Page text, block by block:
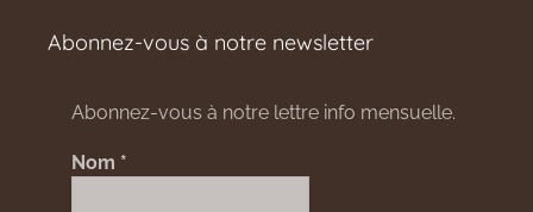
Abonnez-vous à notre newsletter
Abonnez-vous à notre lettre info mensuelle.
Nom *